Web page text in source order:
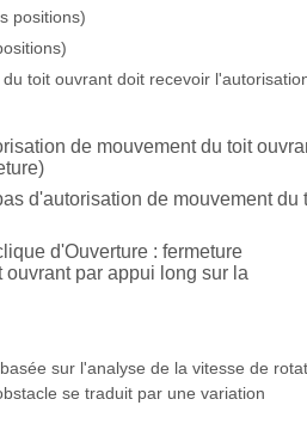
positions)
toit ouvrant doit recevoir
de mouvement du toit
d'autorisation de mouvement du
d'Ouverture : fermeture
ouvrant par appui long sur la
sur l'analyse de la vitesse de
se traduit par une variation